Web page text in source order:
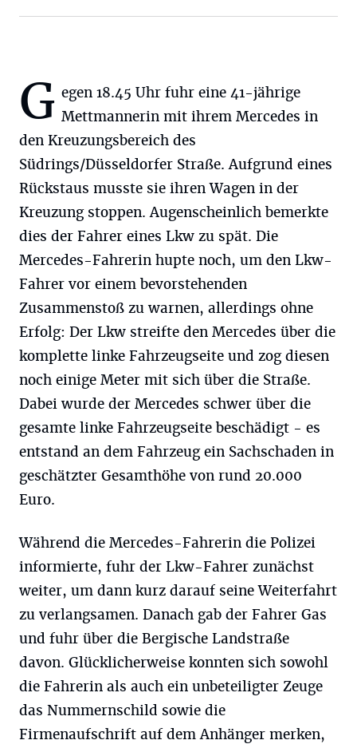
G egen 18.45 Uhr fuhr eine 41-jährige
Mettmannerin mit ihrem Mercedes in
den Kreuzungsbereich des
Südrings/Düsseldorfer Straße. Aufgrund eines
Rückstaus musste sie ihren Wagen in der
Kreuzung stoppen. Augenscheinlich bemerkte
dies der Fahrer eines Lkw zu spät. Die
Mercedes-Fahrerin hupte noch, um den Lkw-
Fahrer vor einem bevorstehenden
Zusammenstoß zu warnen, allerdings ohne
Erfolg: Der Lkw streifte den Mercedes über die
komplette linke Fahrzeugseite und zog diesen
noch einige Meter mit sich über die Straße.
Dabei wurde der Mercedes schwer über die
gesamte linke Fahrzeugseite beschädigt - es
entstand an dem Fahrzeug ein Sachschaden in
geschätzter Gesamthöhe von rund 20.000
Euro.
Während die Mercedes-Fahrerin die Polizei
informierte, fuhr der Lkw-Fahrer zunächst
weiter, um dann kurz darauf seine Weiterfahrt
zu verlangsamen. Danach gab der Fahrer Gas
und fuhr über die Bergische Landstraße
davon. Glücklicherweise konnten sich sowohl
die Fahrerin als auch ein unbeteiligter Zeuge
das Nummernschild sowie die
Firmenaufschrift auf dem Anhänger merken,